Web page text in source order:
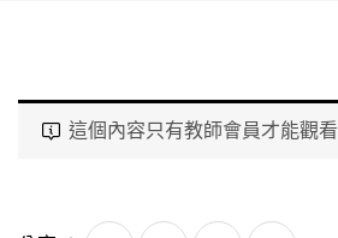
這個內容只有教師會員才能觀看